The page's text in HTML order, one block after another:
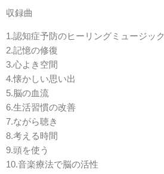
収録曲
1.認知症予防のヒーリングミュージック
2.記憶の修復
3.心よき空間
4.懐かしい思い出
5.脳の血流
6.生活習慣の改善
7.ながら聴き
8.考える時間
9.頭を使う
10.音楽療法で脳の活性